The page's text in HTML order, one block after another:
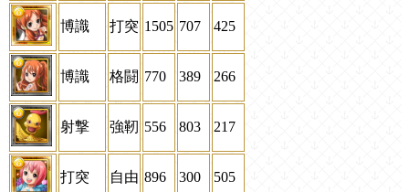
博識 打突 1505 707 425
博識 格闘 770 389 266
射撃 強靭 556 803 217
打突 自由 896 300 505